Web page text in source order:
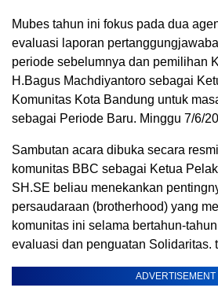
​Mubes tahun ini fokus pada dua
evaluasi laporan
periode sebelumnya dan pemilihan
H.Bagus Machdiyantoro sebagai
Komunitas Kota Bandung untuk
sebagai Periode Baru. Minggu 7/6/
Sambutan ​​acara dibuka secara
komunitas BBC sebagai Ketua
SH.SE beliau menekankan
persaudaraan (brotherhood) yang
komunitas ini selama bertahun-
evaluasi dan penguatan Solidaritas.
ADVERTISEMENT